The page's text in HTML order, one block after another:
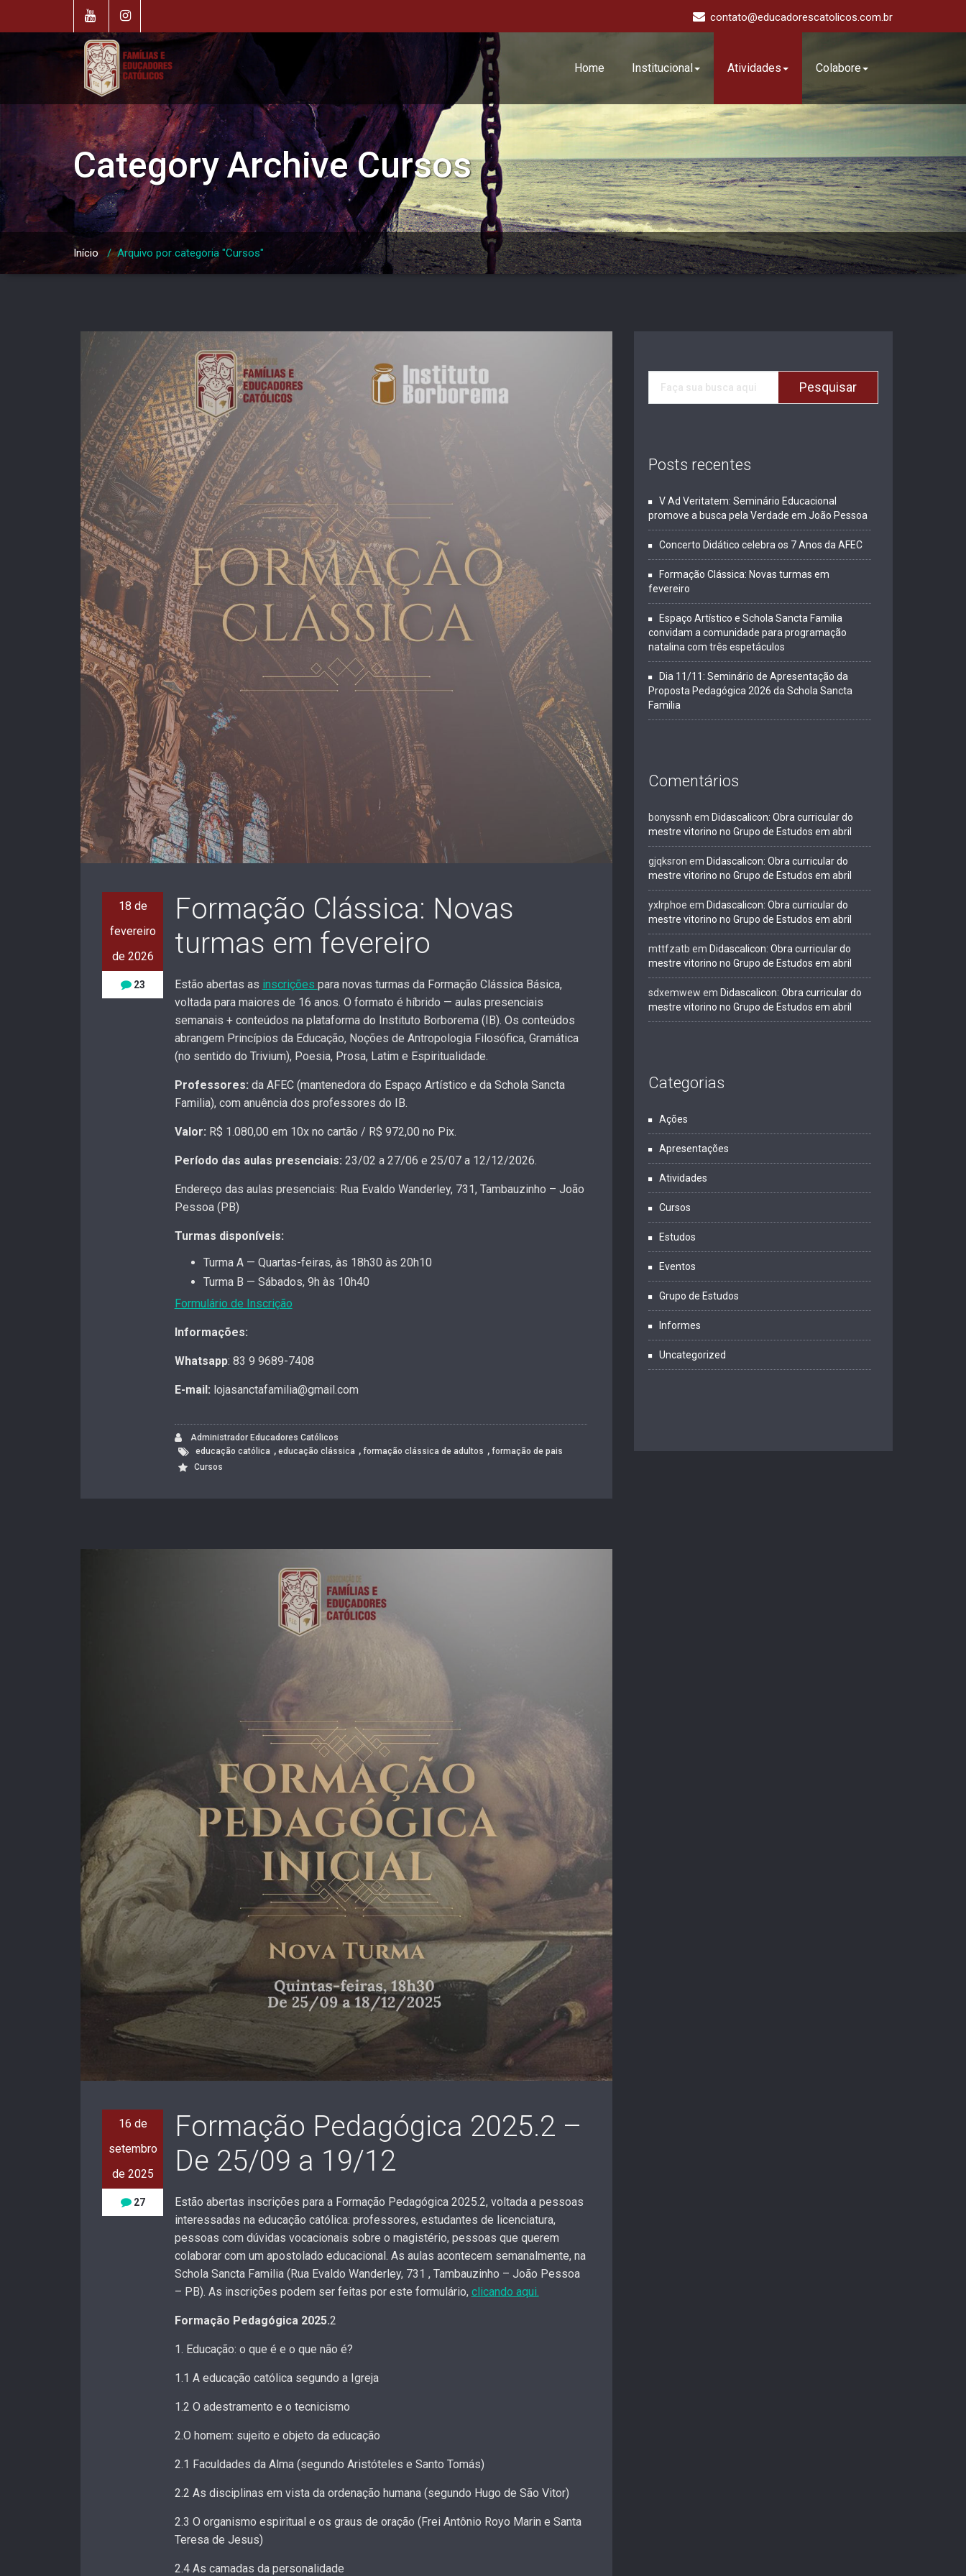
content
contato@educadorescatolicos.com.br
Home Institucional Atividades Colabore
Category Archive Cursos
Início/Arquivo por categoria "Cursos"
18 de
fevereiro
de 2026
23
Formação Clássica: Novas
turmas em fevereiro
Estão abertas as inscrições para novas turmas da Formação Clássica Básica,
voltada para maiores de 16 anos. O formato é híbrido — aulas presenciais
semanais + conteúdos na plataforma do Instituto Borborema (IB). Os conteúdos
abrangem Princípios da Educação, Noções de Antropologia Filosófica, Gramática
(no sentido do Trivium), Poesia, Prosa, Latim e Espiritualidade.
Professores: da AFEC (mantenedora do Espaço Artístico e da Schola Sancta
Familia), com anuência dos professores do IB.
Valor: R$ 1.080,00 em 10x no cartão / R$ 972,00 no Pix.
Período das aulas presenciais: 23/02 a 27/06 e 25/07 a 12/12/2026.
Endereço das aulas presenciais: Rua Evaldo Wanderley, 731, Tambauzinho – João
Pessoa (PB)
Turmas disponíveis:
Turma A — Quartas-feiras, às 18h30 às 20h10
Turma B — Sábados, 9h às 10h40
Formulário de Inscrição
Informações:
Whatsapp: 83 9 9689-7408
E-mail: lojasanctafamilia@gmail.com
Administrador Educadores Católicos
educação católica , educação clássica , formação clássica de adultos , formação de pais
Cursos
16 de
setembro
de 2025
27
Formação Pedagógica 2025.2 –
De 25/09 a 19/12
Estão abertas inscrições para a Formação Pedagógica 2025.2, voltada a pessoas
interessadas na educação católica: professores, estudantes de licenciatura,
pessoas com dúvidas vocacionais sobre o magistério, pessoas que querem
colaborar com um apostolado educacional. As aulas acontecem semanalmente, na
Schola Sancta Familia (Rua Evaldo Wanderley, 731 , Tambauzinho – João Pessoa
– PB). As inscrições podem ser feitas por este formulário, clicando aqui.
Formação Pedagógica 2025.2
1. Educação: o que é e o que não é?
1.1 A educação católica segundo a Igreja
1.2 O adestramento e o tecnicismo
2.O homem: sujeito e objeto da educação
2.1 Faculdades da Alma (segundo Aristóteles e Santo Tomás)
2.2 As disciplinas em vista da ordenação humana (segundo Hugo de São Vitor)
2.3 O organismo espiritual e os graus de oração (Frei Antônio Royo Marin e Santa
Teresa de Jesus)
2.4 As camadas da personalidade
Posts recentes
V Ad Veritatem: Seminário Educacional
promove a busca pela Verdade em João Pessoa
Concerto Didático celebra os 7 Anos da AFEC
Formação Clássica: Novas turmas em
fevereiro
Espaço Artístico e Schola Sancta Familia
convidam a comunidade para programação
natalina com três espetáculos
Dia 11/11: Seminário de Apresentação da
Proposta Pedagógica 2026 da Schola Sancta
Familia
Comentários
bonyssnh em Didascalicon: Obra curricular do
mestre vitorino no Grupo de Estudos em abril
gjqksron em Didascalicon: Obra curricular do
mestre vitorino no Grupo de Estudos em abril
yxlrphoe em Didascalicon: Obra curricular do
mestre vitorino no Grupo de Estudos em abril
mttfzatb em Didascalicon: Obra curricular do
mestre vitorino no Grupo de Estudos em abril
sdxemwew em Didascalicon: Obra curricular do
mestre vitorino no Grupo de Estudos em abril
Categorias
Ações
Apresentações
Atividades
Cursos
Estudos
Eventos
Grupo de Estudos
Informes
Uncategorized